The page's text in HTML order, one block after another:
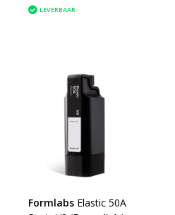
LEVERBAAR
Formlabs Elastic 50A